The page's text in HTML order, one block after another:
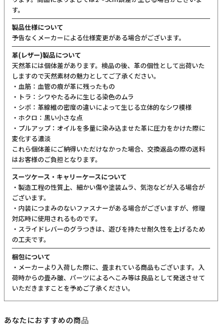
す。
製品仕様について
予告なくメーカーによる仕様変更がある場合がございます。
革(レザー)製品について
天然革には個体差があります。検品の後、革の個性として出荷いた
しますので天然素材の魅力としてご了承ください。
・血筋：血管の痕が革に残ったもの
・トラ：シワやたるみに生じる染色のムラ
・シボ：革線維の密度の違いによって生じる立体的なシワ模様
・ホクロ：黒い小さな点
・プルアップ：オイルを多量に染み込ませた革に圧力をかけた際に
変化する濃淡
これら個体差にご納得いただけなかった場合、交換返品の際の送料
はお客様のご負担となります。
スーツケース・キャリーケースについて
・製造工程の性質上、細かい傷や塗装ムラ、気泡などが入る場合が
ございます。
・内装につまみのないファスナーがある場合がございますが、修理
対応時に使用されるものです。
・スライドレバーのグラつきは、遊びを持たせ耐久性を上げるため
の工夫です。
梱包について
・メーカーより入荷した際に、畳まれている商品もございます。入
荷時からの畳み皺、パーツによるへこみ等は良品として発送させて
いただきますことを予めご了承ください。
あなたにおすすめの商品